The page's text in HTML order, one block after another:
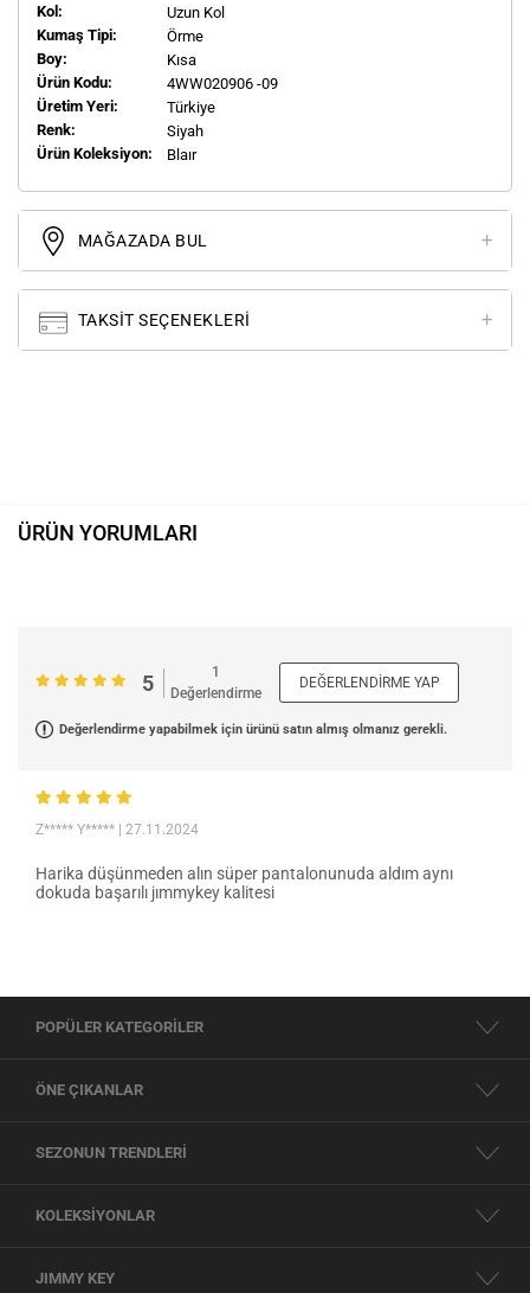
Kol:
Uzun Kol
Kumaş Tipi:
Örme
Boy:
Kısa
Ürün Kodu:
4WW020906 -09
Üretim Yeri:
Türkiye
Renk:
Siyah
Ürün Koleksiyon:
Blaır
MAĞAZADA BUL
TAKSIT SEÇENEKLERI
ÜRÜN YORUMLARI
5
1
Değerlendirme
DEĞERLENDIRME YAP
Değerlendirme yapabilmek için ürünü satın almış olmanız gerekli.
Z***** Y***** | 27.11.2024
Harika düşünmeden alın süper pantalonunuda aldım aynı
dokuda başarılı jımmykey kalitesi
POPÜLER KATEGORİLER
ÖNE ÇIKANLAR
SEZONUN TRENDLERİ
KOLEKSİYONLAR
JIMMY KEY